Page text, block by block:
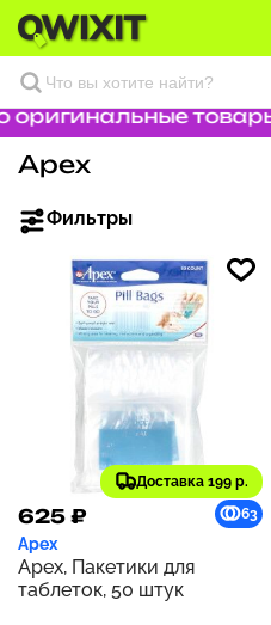
оригинальные товары
Apex
Фильтры
Доставка 199 р.
625 ₽ 63
Apex
Apex, Пакетики для
таблеток, 50 штук